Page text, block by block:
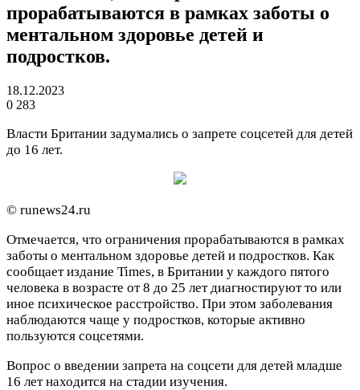
прорабатываются в рамках заботы о
ментальном здоровье детей и
подростков.
18.12.2023
0 283
Власти Британии задумались о запрете соцсетей для детей
до 16 лет.
© runews24.ru
Отмечается, что ограничения прорабатываются в рамках
заботы о ментальном здоровье детей и подростков. Как
сообщает издание Times, в Британии у каждого пятого
человека в возрасте от 8 до 25 лет диагностируют то или
иное психическое расстройство. При этом заболевания
наблюдаются чаще у подростков, которые активно
пользуются соцсетями.
Вопрос о введении запрета на соцсети для детей младше
16 лет находится на стадии изучения.